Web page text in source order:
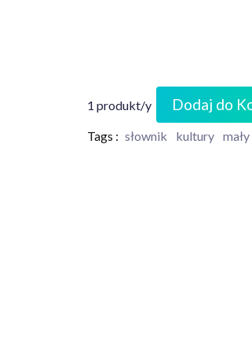
1 produkt/y Dodaj do
Tags : słownik kultury mały